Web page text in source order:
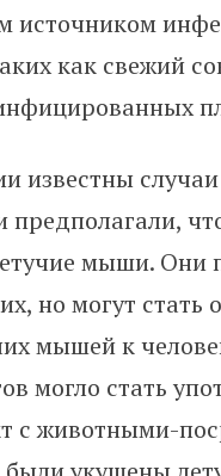
источником
как свежий
известны
предполагали,
мыши. Они
но могут
мышей к
могло стать
с животными-